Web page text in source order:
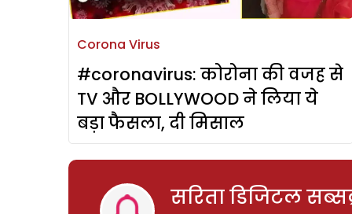
Corona Virus
#coronavirus: कोरोना की वजह से
TV और BOLLYWOOD ने लिया ये
बड़ा फैसला, दी मिसाल
सरिता डिजिटल